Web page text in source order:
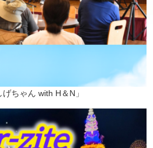
ちゃん with H＆N」